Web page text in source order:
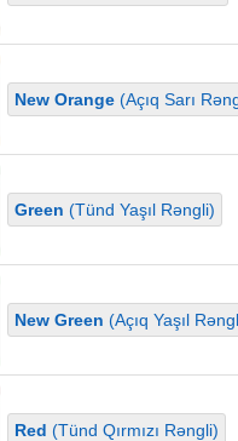
New Orange(Açıq Sarı
Green (Tünd Yaşıl Rəngli)
New Green (Açıq Yaşıl
Red (Tünd Qırmızı Rəngli)